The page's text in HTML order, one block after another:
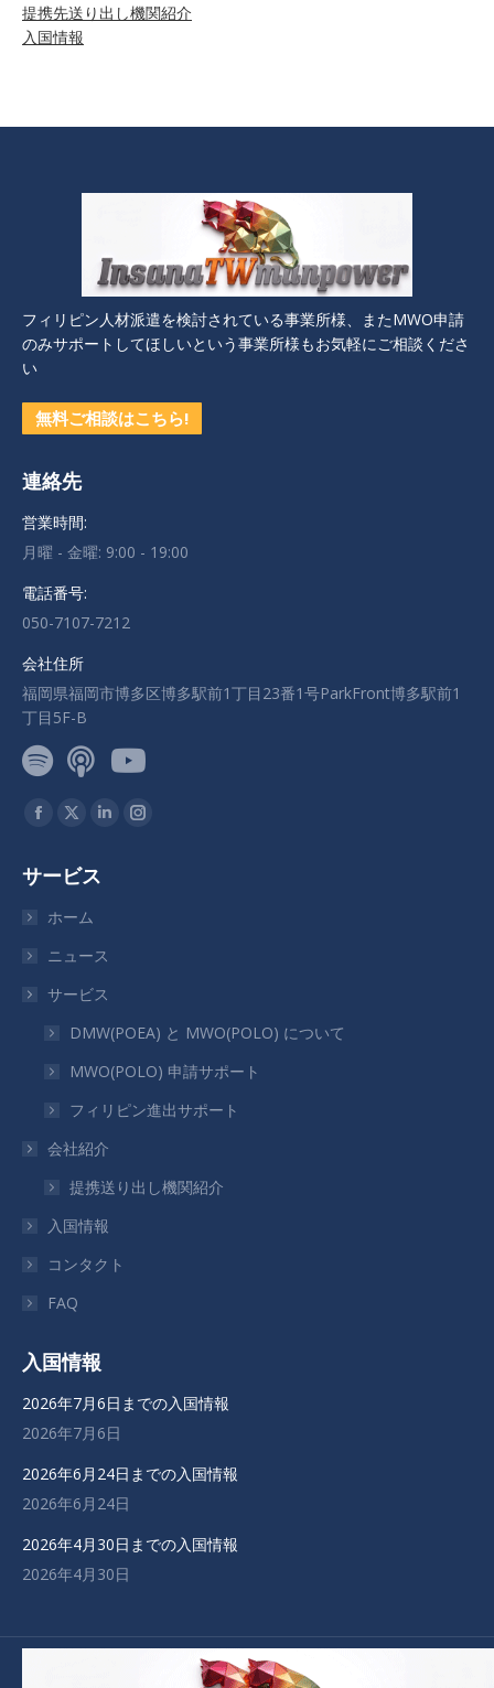
提携先送り出し機関紹介
入国情報
フィリピン人材派遣を検討されている事業所様、またMWO申請
のみサポートしてほしいという事業所様もお気軽にご相談くださ
い
無料ご相談はこちら!
連絡先
営業時間:
月曜 - 金曜: 9:00 - 19:00
電話番号:
050-7107-7212
会社住所
福岡県福岡市博多区博多駅前1丁目23番1号ParkFront博多駅前1
丁目5F-B
私達を見つけてください：
Facebook
ー
ジ
新
し
い
ィ
ン
ド
で
開
き
す
X
ー
ジ
新
し
い
ィ
ン
ド
で
開
き
す
Linkedin
新
し
い
ィ
ン
ド
で
開
き
Instagram
い
ィ
ン
で
サービス
ホーム
ニュース
サービス
DMW(POEA) と MWO(POLO) について
MWO(POLO) 申請サポート
フィリピン進出サポート
会社紹介
提携送り出し機関紹介
入国情報
コンタクト
FAQ
入国情報
2026年7月6日までの入国情報
2026年7月6日
2026年6月24日までの入国情報
2026年6月24日
2026年4月30日までの入国情報
2026年4月30日